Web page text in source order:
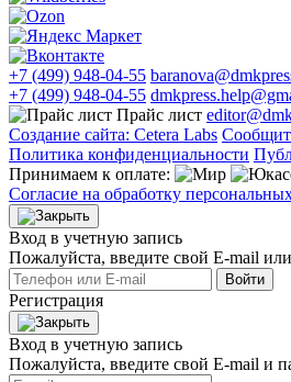
+7 (499) 948-04-55
+7 (499) 948-04-55
Прайс лист
Создание сайта: Cetera Labs
Политика конфиденциальности
Принимаем к оплате:
Согласие на обработку
Вход в учетную запись
Пожалуйста, введите свой E‑mail
Войти
Регистрация
Вход в учетную запись
Пожалуйста, введите свой E‑mail и